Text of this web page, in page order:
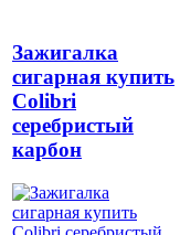
Зажигалка
сигарная купить
Colibri
серебристый
карбон